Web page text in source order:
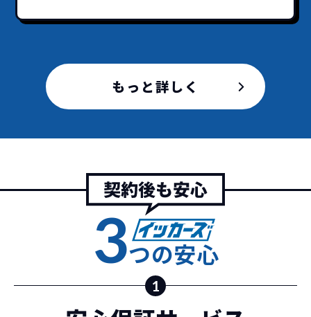
安さの秘密
低価格が可能に！
ジョイカルジャパンが今まで培ってきた
日本全国・世界中の流通ネットワークと
ノウハウを集約することでこの「超高残
価設定」を実現しました。
また特定の車両に絞ることによりこの価
格設定が可能となりました。
故障リスクが 非常に低い
契約リスクが
諸費用などが不要
車を購入する場合、購入時に｢登録時諸費
用｣や「各種税金」は車両本体以外にかか
ります。
これらの費用がコミコミの料金です。
もっと詳しく
3つの安心
1